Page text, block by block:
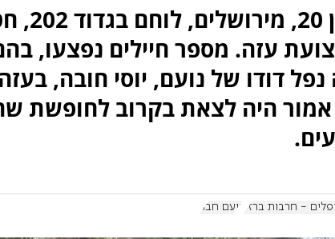
סמ"ר
עזה. מספר חיילים נפצעו,
35 שנה נפל דודו של נועם, יוסי חובה,
היה לצאת בקרוב לחופשת
- חרבות ברזל נועם חבה